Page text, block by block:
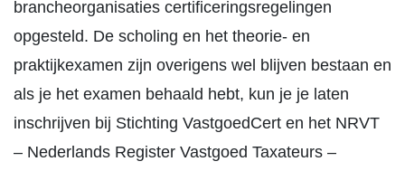
brancheorganisaties certificeringsregelingen
opgesteld. De scholing en het theorie- en
praktijkexamen zijn overigens wel blijven bestaan en
als je het examen behaald hebt, kun je je laten
inschrijven bij Stichting VastgoedCert en het NRVT
– Nederlands Register Vastgoed Taxateurs –